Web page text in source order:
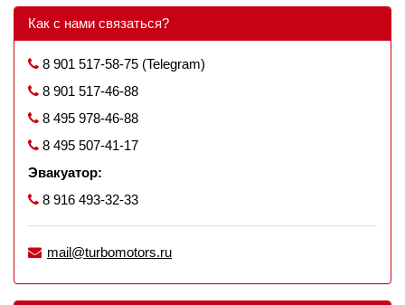
Как с нами связаться?
8 901 517-58-75 (Telegram)
8 901 517-46-88
8 495 978-46-88
8 495 507-41-17
Эвакуатор:
8 916 493-32-33
mail@turbomotors.ru